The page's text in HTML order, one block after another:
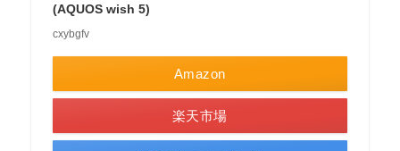
(AQUOS wish 5)
cxybgfv
Amazon
楽天市場